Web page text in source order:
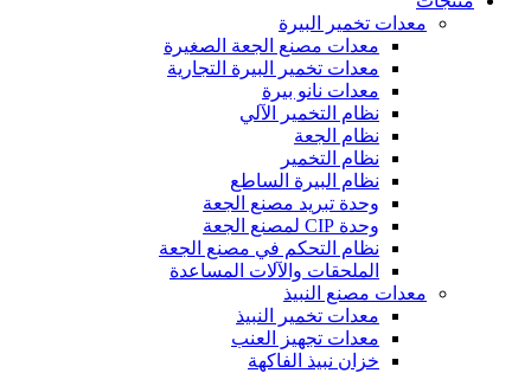
معدات تخمير البيرة
معدات مصنع الجعة الصغيرة
معدات تخمير البيرة التجارية
معدات نانو بيرة
نظام التخمير الآلي
نظام الجعة
نظام التخمير
نظام البيرة الساطع
وحدة تبريد مصنع الجعة
وحدة CIP لمصنع الجعة
نظام التحكم في مصنع الجعة
الملحقات والآلات المساعدة
معدات مصنع النبيذ
معدات تخمير النبيذ
معدات تجهيز العنب
خزان نبيذ الفاكهة